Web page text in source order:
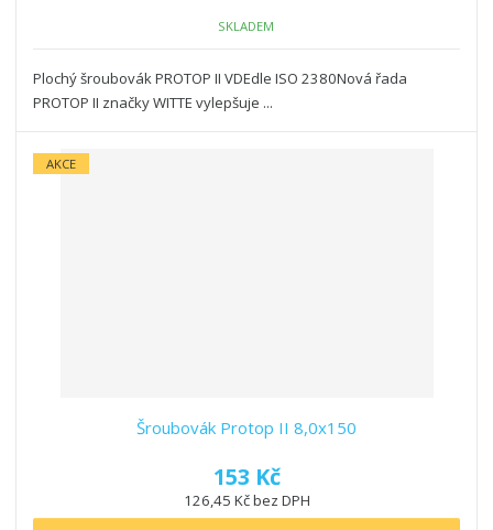
SKLADEM
Plochý šroubovák PROTOP II VDEdle ISO 2380Nová řada
PROTOP II značky WITTE vylepšuje ...
AKCE
Šroubovák Protop II 8,0x150
153 Kč
126,45 Kč bez DPH